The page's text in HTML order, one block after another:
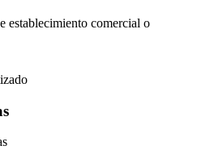
establecimiento comercial o